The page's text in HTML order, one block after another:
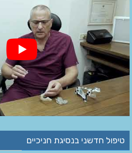
טיפול חדשני בנסיגת חניכיים